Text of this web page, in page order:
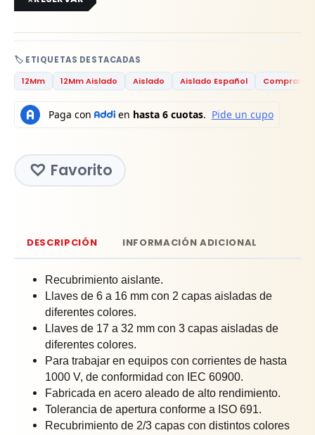
🏷️ ETIQUETAS DESTACADAS
12Mm
12Mm Aislado Aislado Aislado Español Comprar
Favorito
DESCRIPCIÓN INFORMACIÓN ADICIONAL
Recubrimiento aislante.
Llaves de 6 a 16 mm con 2 capas aisladas de
diferentes colores.
Llaves de 17 a 32 mm con 3 capas aisladas de
diferentes colores.
Para trabajar en equipos con corrientes de hasta
1000 V, de conformidad con IEC 60900.
Fabricada en acero aleado de alto rendimiento.
Tolerancia de apertura conforme a ISO 691.
Recubrimiento de 2/3 capas con distintos colores